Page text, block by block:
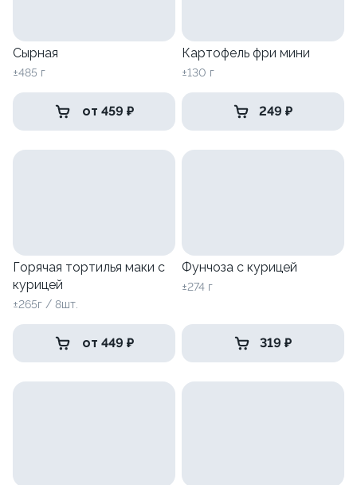
Сырная
±485 г
от 459 ₽
Картофель фри мини
±130 г
249 ₽
Горячая тортилья маки с
курицей
±265г / 8шт.
от 449 ₽
Фунчоза с курицей
±274 г
319 ₽